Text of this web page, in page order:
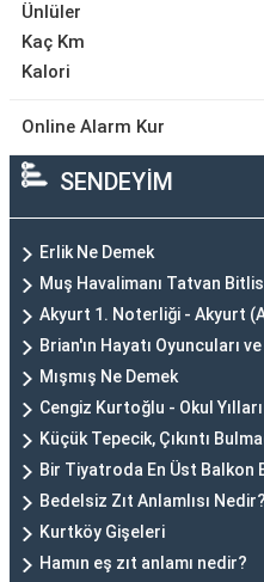
Ünlüler
Kaç Km
Kalori
Online Alarm Kur
SENDEYİM
Erlik Ne Demek
Muş Havalimanı Tatvan
Akyurt 1. Noterliği - Akyurt
Brian'ın Hayatı Oyuncuları
Mışmış Ne Demek
Cengiz Kurtoğlu - Okul
Küçük Tepecik, Çıkıntı
Bir Tiyatroda En Üst Balkon
Bedelsiz Zıt Anlamlısı Nedir?
Kurtköy Gişeleri
Hamın eş zıt anlamı nedir?